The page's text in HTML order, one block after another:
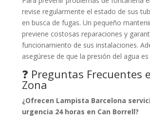
revise regularmente el estado de sus
en busca de fugas. Un pequeño
previene costosas reparaciones y
funcionamiento de sus instalaciones.
asegúrese de que la presión del agua
❓ Preguntas Frecuentes
Zona
¿Ofrecen Lampista Barcelona
urgencia 24 horas en Can Borrell?